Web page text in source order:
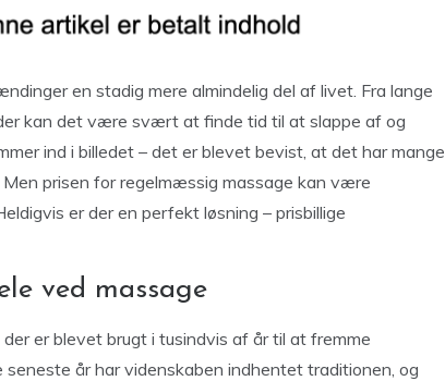
en stadig mere almindelig del af livet. Fra lange
kan det være svært at finde tid til at slappe af og
ind i billedet – det er blevet bevist, at det har mange
prisen for regelmæssig massage kan være
er der en perfekt løsning – prisbillige
ved massage
er blevet brugt i tusindvis af år til at fremme
år har videnskaben indhentet traditionen, og